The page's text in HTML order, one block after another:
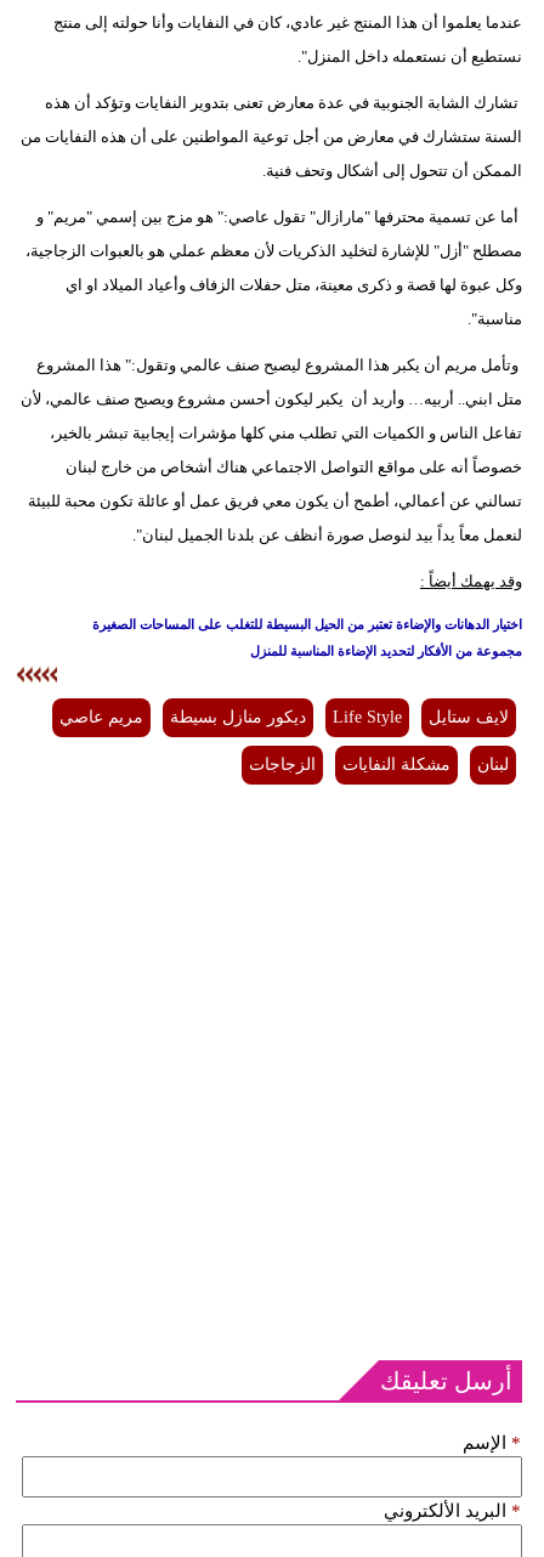
عندما يعلموا أن هذا المنتج غير عادي، كان في النفايات وأنا حولته إلى منتج
نستطيع أن نستعمله داخل المنزل".
تشارك الشابة الجنوبية في عدة معارض تعنى بتدوير النفايات وتؤكد أن هذه
السنة ستشارك في معارض من أجل توعية المواطنين على أن هذه النفايات من
الممكن أن تتحول إلى أشكال وتحف فنية.
أما عن تسمية محترفها "مارازال" تقول عاصي:" هو مزج بين إسمي "مريم" و
مصطلح "أزل" للإشارة لتخليد الذكريات لأن معظم عملي هو بالعبوات الزجاجية،
وكل عبوة لها قصة و ذكرى معينة، متل حفلات الزفاف وأعياد الميلاد او اي
مناسبة".
وتأمل مريم أن يكبر هذا المشروع ليصبح صنف عالمي وتقول:" هذا المشروع
متل ابني.. أربيه… وأريد أن يكبر ليكون أحسن مشروع ويصبح صنف عالمي، لأن
تفاعل الناس و الكميات التي تطلب مني كلها مؤشرات إيجابية تبشر بالخير،
خصوصاً أنه على مواقع التواصل الاجتماعي هناك أشخاص من خارج لبنان
تسالني عن أعمالي، أطمح أن يكون معي فريق عمل أو عائلة تكون محبة للبيئة
لنعمل معاً يداً بيد لنوصل صورة أنظف عن بلدنا الجميل لبنان".
وقد يهمك أيضاً :
اختيار الدهانات والإضاءة تعتبر من الحيل البسيطة للتغلب على المساحات الصغيرة
مجموعة من الأفكار لتحديد الإضاءة المناسبة للمنزل
لايف ستايل Life Style ديكور منازل بسيطة مريم عاصي
لبنان مشكلة النفايات الزجاجات
أرسل تعليقك
الإسم *
البريد الألكتروني *